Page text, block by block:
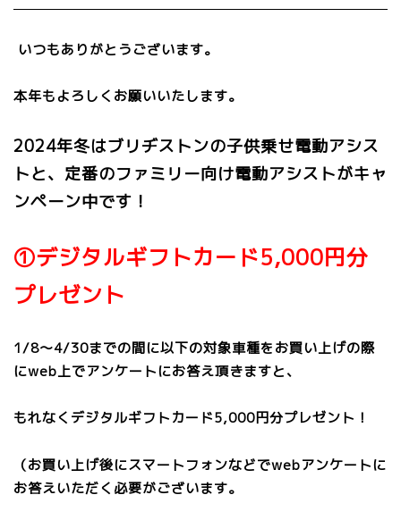
いつもありがとうございます。
本年もよろしくお願いいたします。
2024年冬はブリヂストンの子供乗せ電動アシス
トと、定番のファミリー向け電動アシストがキャ
ンペーン中です！
①デジタルギフトカード5,000円分
プレゼント
1/8～4/30までの間に以下の対象車種をお買い上げの際
にweb上でアンケートにお答え頂きますと、
もれなくデジタルギフトカード5,000円分プレゼント！
（お買い上げ後にスマートフォンなどでwebアンケートに
お答えいただく必要がございます。